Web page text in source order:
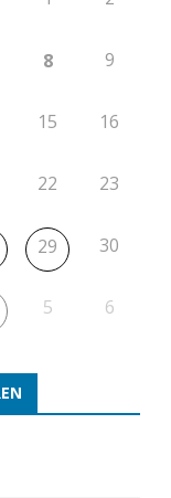
8 9
15 16
22 23
29 30
5 6